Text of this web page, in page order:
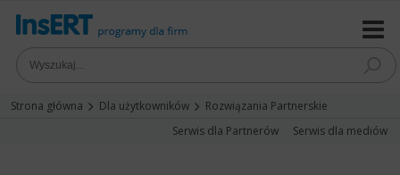
Strona główna Dla użytkowników
Rozwiązania Partnerskie
Serwis dla Partnerów
Serwis dla mediów